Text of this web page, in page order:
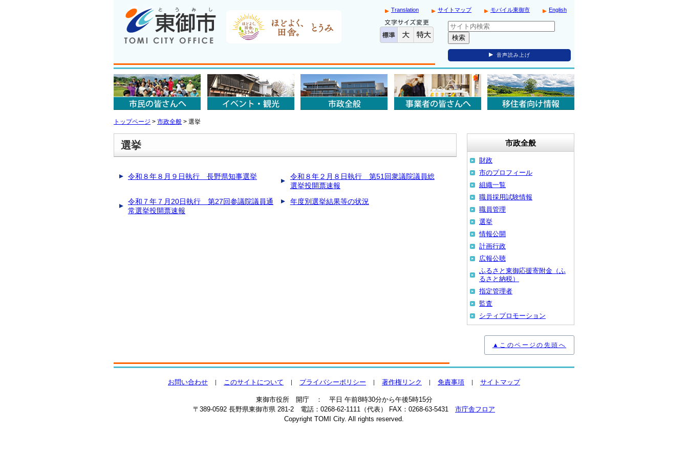
English
モバイル東御市
サイトマップ
Translation
音声読み上げ
トップページ > 市政全般 > 選挙
選挙
令和８年８月９日執行 長野県知事選挙
令和８年２月８日執行 第51回衆議院議員総
選挙投開票速報
令和７年７月20日執行 第27回参議院議員通
常選挙投開票速報
年度別選挙結果等の状況
市政全般
財政
市のプロフィール
組織一覧
職員採用試験情報
職員管理
選挙
情報公開
計画行政
広報公聴
ふるさと東御応援寄附金（ふ
るさと納税）
指定管理者
監査
シティプロモーション
▲このページの先頭へ
お問い合わせ このサイトについて プライバシーポリシー 著作権リンク 免責事項 サイトマップ
東御市役所 開庁 ： 平日 午前8時30分から午後5時15分
〒389-0592 長野県東御市県 281-2 電話：0268-62-1111（代表） FAX：0268-63-5431 市庁舎フロア
Copyright TOMI City. All rights reserved.